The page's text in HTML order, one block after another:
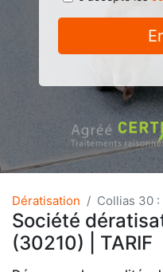
Dératisation Collias 30
Société
(30210) | TARIF